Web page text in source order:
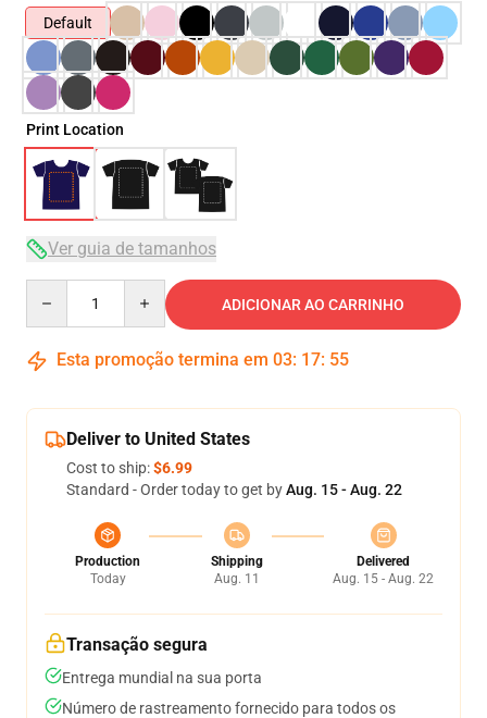
Default
Print Location
Ver guia de tamanhos
ADICIONAR AO CARRINHO
Esta promoção termina em 03: 17: 54
Deliver to United States
Cost to ship:$6.99
Standard - Order today to get byAug. 15 - Aug. 22
Production
Today
Shipping
Aug. 11
Delivered
Aug. 15 - Aug. 22
Transação segura
Entrega mundial na sua porta
Número de rastreamento fornecido para todos os